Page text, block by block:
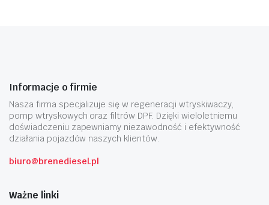
Informacje o firmie
Nasza firma specjalizuje się w regeneracji wtryskiwaczy,
pomp wtryskowych oraz filtrów DPF. Dzięki wieloletniemu
doświadczeniu zapewniamy niezawodność i efektywność
działania pojazdów naszych klientów.
biuro@brenediesel.pl
Ważne linki